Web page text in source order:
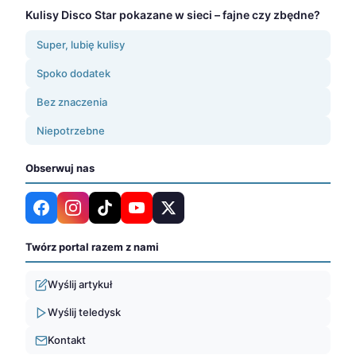
Kulisy Disco Star pokazane w sieci – fajne czy zbędne?
Super, lubię kulisy
Spoko dodatek
Bez znaczenia
Niepotrzebne
Obserwuj nas
Twórz portal razem z nami
Wyślij artykuł
Wyślij teledysk
Kontakt